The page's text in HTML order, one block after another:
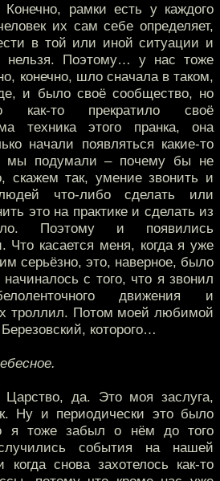
Конечно, рамки есть у каждого
их сам себе определяет,
в той или иной ситуации и
нельзя. Поэтому… у нас тоже
конечно, шло сначала в таком,
и было своё сообщество, но
как-то прекратило своё
техника этого пранка, она
начали появляться какие-то
мы подумали – почему бы не
скажем так, умение звонить и
что-либо сделать или
это на практике и сделать из
Поэтому и появились
Что касается меня, когда я уже
серьёзно, это, наверное, было
с того, что я звонил
движения и
троллил. Потом моей любимой
которого…
Царство, да. Это моя заслуга,
Ну и периодически это было
я тоже забыл о нём до того
события на нашей
снова захотелось как-то